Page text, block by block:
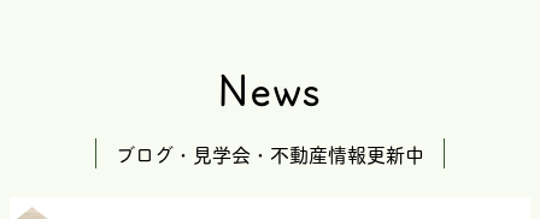
News
ブログ・見学会・不動産情報更新中